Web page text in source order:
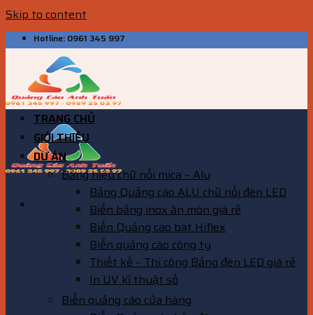
Skip to content
Hotline: 0961 345 997
TRANG CHỦ
GIỚI THIỆU
DỰ ÁN
Bảng hiệu chữ nổi mica – Alu
Bảng Quảng cáo ALU chữ nổi đèn LED
Biển bảng inox ăn mòn giá rẻ
Biển Quảng cáo bạt Hiflex
Biển quảng cáo công ty
Thiết kế – Thi công Bảng đèn LED giá rẻ
In UV kĩ thuật số
Biển quảng cáo cửa hàng